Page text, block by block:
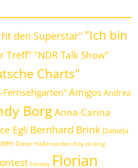
den Superstar" "Ich bin
Treff" "NDR Talk Show"
Charts"
Fernsehgarten" Amigos Andrea
Borg Anna-Carina
Egli Bernhard Brink Daniela
Dieter Hallervorden Eloy de Jong
Fantasy Florian